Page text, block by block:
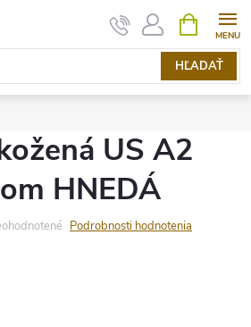
HĽADAŤ
KOŠÍK
US A2
HNEDÁ
Podrobnosti hodnotenia